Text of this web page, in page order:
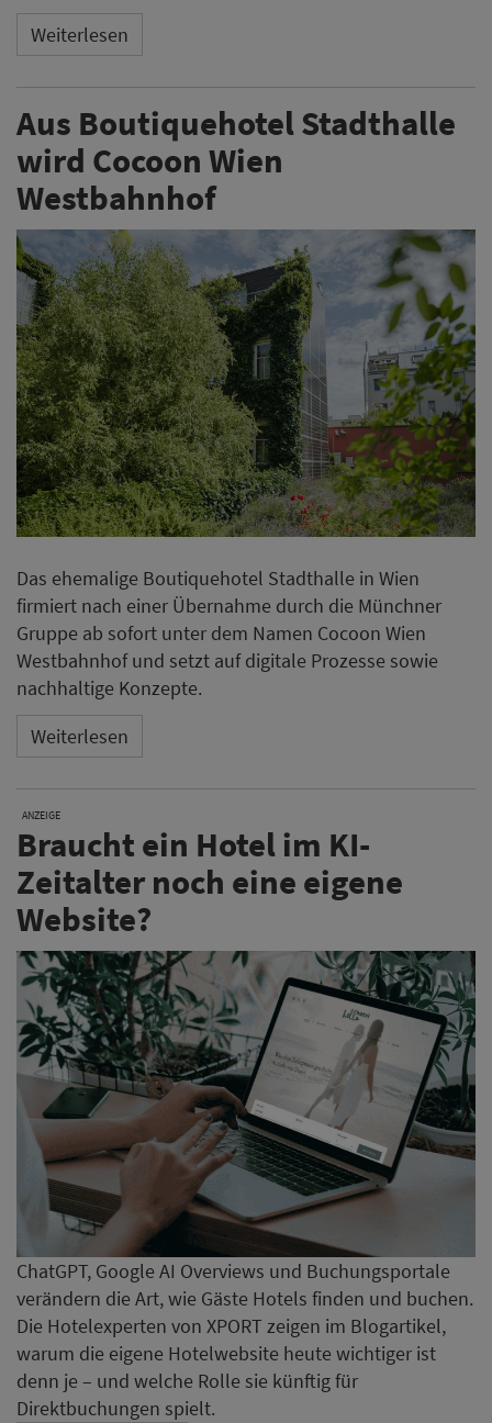
Weiterlesen
Aus Boutiquehotel Stadthalle
wird Cocoon Wien
Westbahnhof
Das ehemalige Boutiquehotel Stadthalle in Wien
firmiert nach einer Übernahme durch die Münchner
Gruppe ab sofort unter dem Namen Cocoon Wien
Westbahnhof und setzt auf digitale Prozesse sowie
nachhaltige Konzepte.
Weiterlesen
ANZEIGE
Braucht ein Hotel im KI-
Zeitalter noch eine eigene
Website?
ChatGPT, Google AI Overviews und Buchungsportale
verändern die Art, wie Gäste Hotels finden und buchen.
Die Hotelexperten von XPORT zeigen im Blogartikel,
warum die eigene Hotelwebsite heute wichtiger ist
denn je – und welche Rolle sie künftig für
Direktbuchungen spielt.